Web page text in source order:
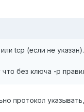
tcp (если не указан).
без ключа -p
протокол